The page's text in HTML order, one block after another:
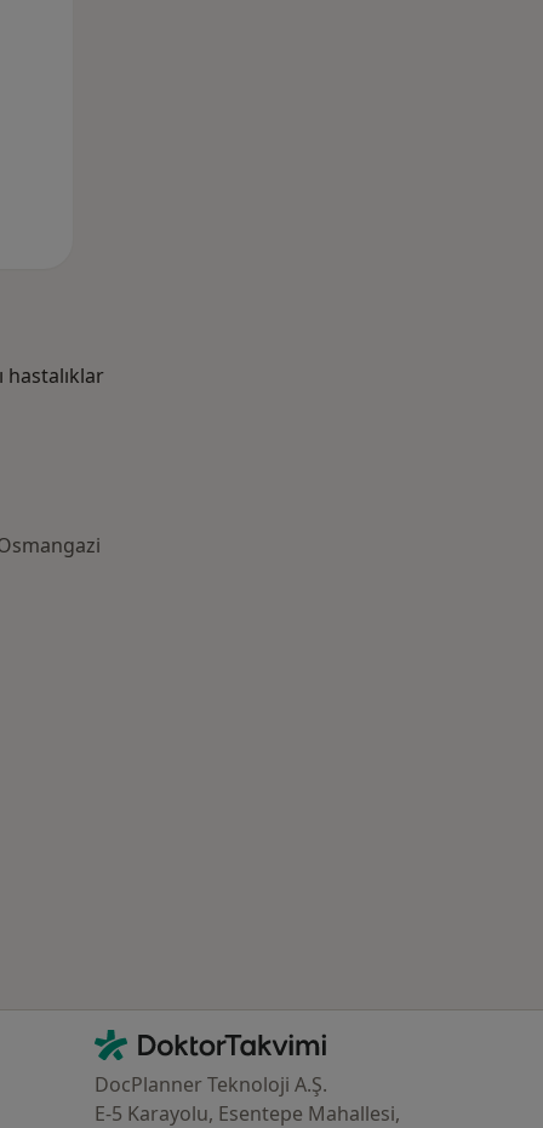
hastalıklar
İletişim
DoktorTakvimi - Ana Sayfa
DocPlanner Teknoloji A.Ş.
E-5 Karayolu, Esentepe Mahallesi,